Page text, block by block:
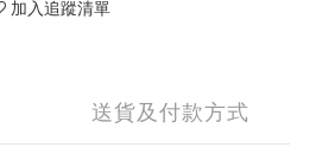
加入追蹤清單
送貨及付款方式